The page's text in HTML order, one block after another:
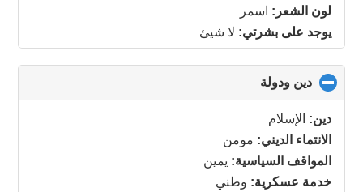
لون الشعر: اسمر
يوجد على بشرتي: لا شيئ
دين ودولة
to
دين: الإسلام
الانتماء الديني: مومن
المواقف السياسية: يمين
خدمة عسكرية: وطني